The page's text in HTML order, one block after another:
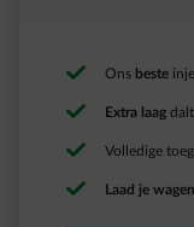
Ons beste
Extra laag
Volledige
Laad je wagen